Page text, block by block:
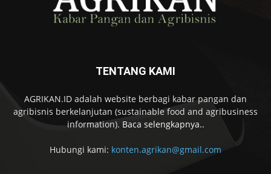
TENTANG KAMI
AGRIKAN.ID adalah website berbagi kabar pangan dan
agribisnis berkelanjutan (sustainable food and agribusiness
information). Baca selengkapnya..
Hubungi kami: konten.agrikan@gmail.com